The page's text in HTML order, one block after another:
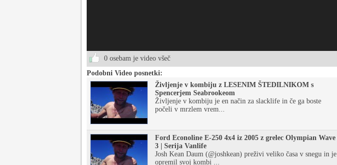
0 osebam je video všeč
Podobni Video posnetki:
Življenje v kombiju z LESENIM ŠTEDILNIKOM s
Spencerjem Seabrookeom
Življenje v kombiju je en način za slacklife in če ga boste
počeli v mrzlem vrem...
Ford Econoline E-250 4x4 iz 2005 z grelec Olympian Wave
3 | Serija Vanlife
Josh Kean Daum (@joshkean) preživi veliko časa v snegu in je
opremil svoj kombi ...